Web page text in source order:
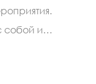
собой и…